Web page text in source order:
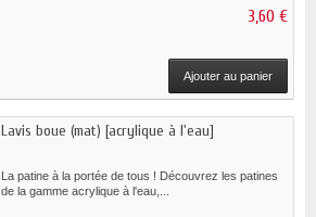
3,60 €
Ajouter au panier
Lavis boue (mat) [acrylique à l'eau]
La patine à la portée de tous ! Découvrez les patines
de la gamme acrylique à l'eau,...